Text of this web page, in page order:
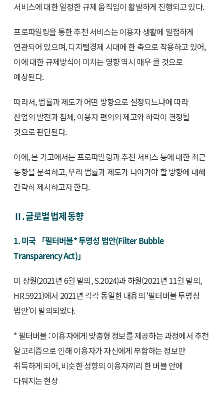
서비스에 대한 일정한 규제 움직임이 활발하게 진행되고 있다.
프로파일링을 통한 추천 서비스는 이용자 생활에 밀접하게
연관되어 있으며, 디지털경제 시대에 한 축으로 작용하고 있어,
이에 대한 규제방식이 미치는 영향 역시 매우 클 것으로
예상된다.
따라서, 법률과 제도가 어떤 방향으로 설정되느냐에 따라
산업의 발전과 침체, 이용자 편의의 제고와 하락이 결정될
것으로 판단된다.
이에, 본 기고에서는 프로파일링과 추천 서비스 등에 대한 최근
동향을 분석하고, 우리 법률과 제도가 나아가야 할 방향에 대해
간략히 제시하고자 한다.
Ⅱ. 글로벌 법제 동향
1. 미국 「필터버블* 투명성 법안(Filter Bubble
Transparency Act)」
미 상원(2021년 6월 발의, S.2024)과 하원(2021년 11월 발의,
HR.5921)에서 2021년 각각 동일한 내용의 ‘필터버블 투명성
법안’이 발의되었다.
* 필터버블 : 이용자에게 맞춤형 정보를 제공하는 과정에서 추천
알고리즘으로 인해 이용자가 자신에게 부합하는 정보만
취득하게 되어, 비슷한 성향의 이용자끼리 한 버블 안에
다둬지는 현상